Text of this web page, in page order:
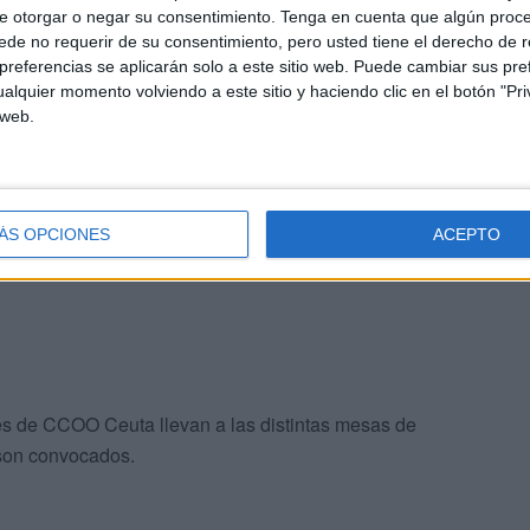
otorgar o negar su consentimiento. Tenga en cuenta que algún
no requerir de su consentimiento, pero usted tiene el derecho de
se aplicarán solo a este sitio web. Puede cambiar sus
momento volviendo a este sitio y haciendo clic en el botón
OPCIONES ACEPTO
tanto, defraudan a la Seguridad Social".
de la creación y ejecución de un proyecto de transición
empresarial.
cuenten con altas tasas de temporalidad o exista
de CCOO Ceuta llevan a las distintas mesas de
convocados.